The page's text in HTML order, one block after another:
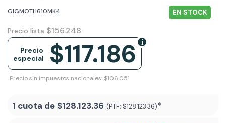
GIGMOTH610MK4 EN STOCK
Precio lista $156.248
$117.186
Precio
especial
Precio sin impuestos nacionales: $106.051
1 cuota de $128.123.36 (PTF: $128.123.36)*